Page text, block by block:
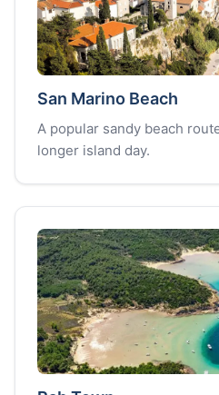
San Marino Beach
A popular sandy beach
longer island day.